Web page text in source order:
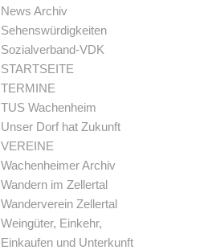
News Archiv
Sehenswürdigkeiten
Sozialverband-VDK
STARTSEITE
TERMINE
TUS Wachenheim
Unser Dorf hat Zukunft
VEREINE
Wachenheimer Archiv
Wandern im Zellertal
Wanderverein Zellertal
Weingüter, Einkehr,
Einkaufen und Unterkunft